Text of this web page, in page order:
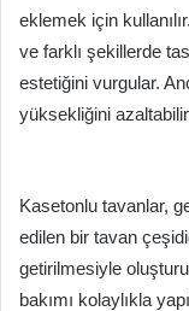
eklemek için
ve farklı şekillerde
estetiğini vurgular.
yüksekliğini azaltabilir
Kasetonlu tavanlar,
edilen bir tavan
getirilmesiyle
bakımı kolaylıkla